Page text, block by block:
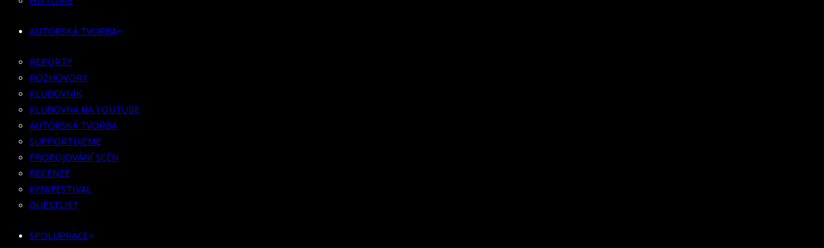
KLUBOVNA NA YOUTUBE
SUPPORTUJEME
PROPOJOVÁNÍ SCÉN
RECENZE
KFN/FESTIVAL
GUESTLIST
SPOLUPRÁCE
BOOKING
PR SPOLUPRÁCE
MERCH
AUTORSKÁ TVORBA
REPORTY
ROZHOVORY
KLUBOVNÍK
KLUBOVNA NA YOUTUBE
AUTORSKÁ TVORBA
SUPPORTUJEME
PROPOJOVÁNÍ SCÉN
RECENZE
KFN/FESTIVAL
GUESTLIST
SPOLUPRÁCE